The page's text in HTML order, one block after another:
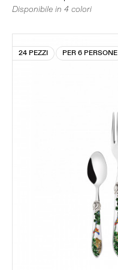
Disponibile in 4 colori
24 PEZZI PER 6 PERSONE